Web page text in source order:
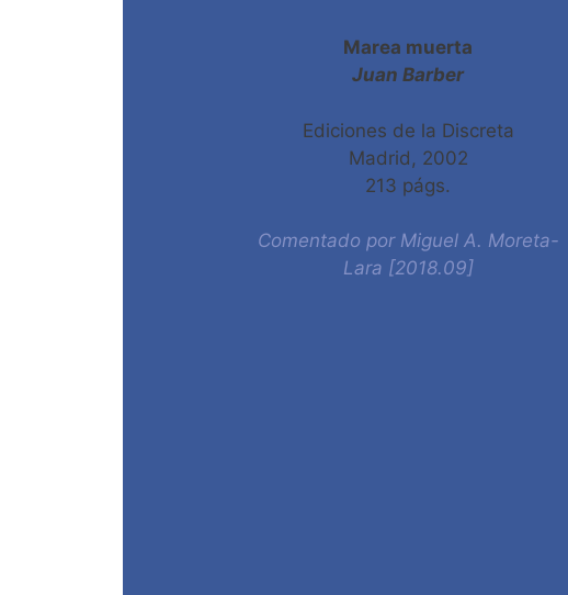
Marea muerta
Juan Barber
Ediciones de la Discreta
Madrid, 2002
213 págs.
Comentado por Miguel A. Moreta-
Lara [2018.09]